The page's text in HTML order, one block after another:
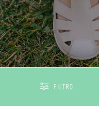
FILTRO